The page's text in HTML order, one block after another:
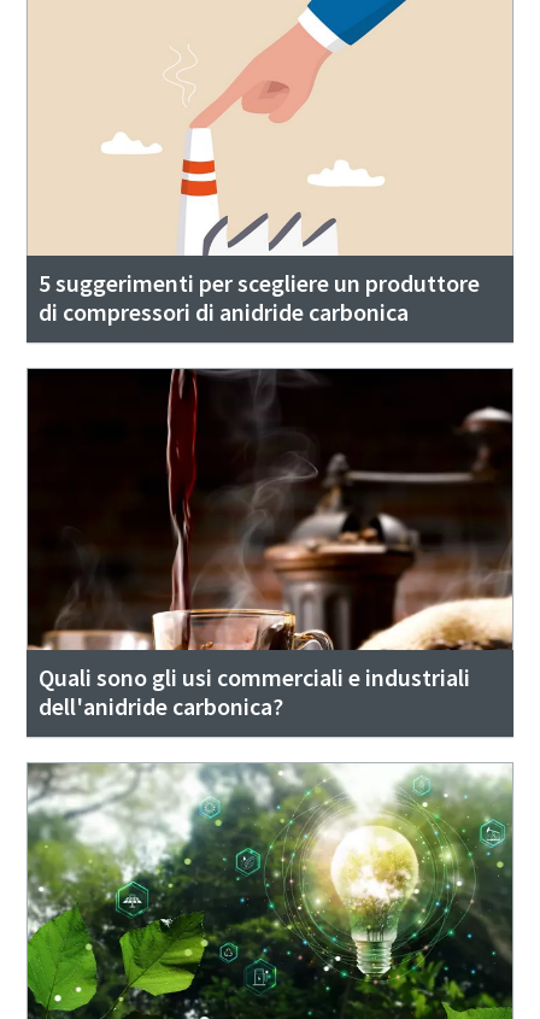
5 suggerimenti per scegliere un produttore
di compressori di anidride carbonica
Quali sono gli usi commerciali e industriali
dell'anidride carbonica?